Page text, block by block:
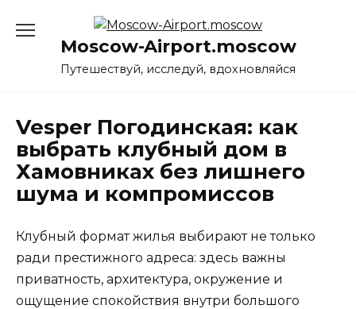
содержаниюMoscow-Airport.moscow
Путешествуй, исследуй, вдохновляйся
Vesper Погодинская: как
выбрать клубный дом в
Хамовниках без лишнего
шума и компромиссов
Клубный формат жилья выбирают не только
ради престижного адреса: здесь важны
приватность, архитектура, окружение и
ощущение спокойствия внутри большого